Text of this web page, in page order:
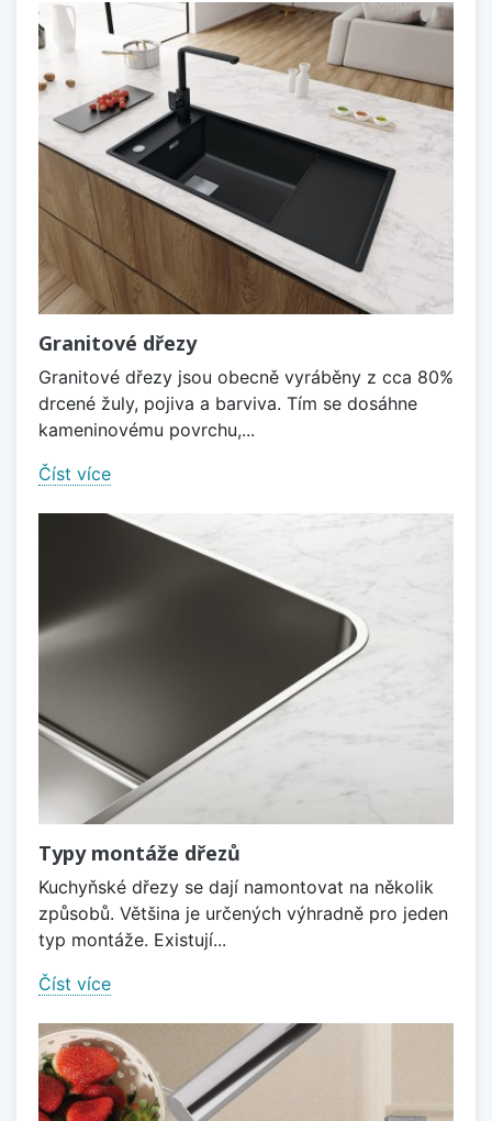
Granitové dřezy
Granitové dřezy jsou obecně vyráběny z cca 80%
drcené žuly, pojiva a barviva. Tím se dosáhne
kameninovému povrchu,...
Číst více
Typy montáže dřezů
Kuchyňské dřezy se dají namontovat na několik
způsobů. Většina je určených výhradně pro jeden
typ montáže. Existují...
Číst více